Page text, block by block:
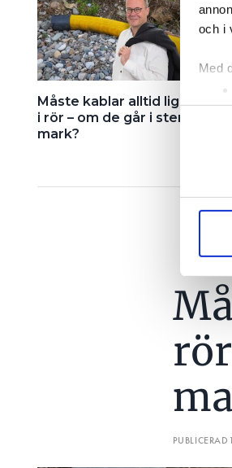
och i
Med
Ta
eller
till
Måste kablar alltid ligga
i rör – om de går i stenig
mark?
PUBLICERAD